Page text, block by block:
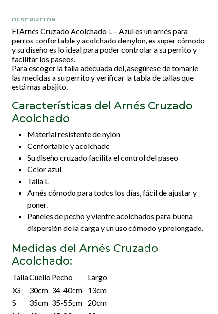
DESCRIPCIÓN
El Arnés Cruzado Acolchado L – Azul es un arnés para
perros confortable y acolchado de nylon, es super cómodo
y su diseño es lo ideal para poder controlar a su perrito y
facilitar los paseos.
Para escoger la talla adecuada del, asegúrese de tomarle
las medidas a su perrito y verificar la tabla de tallas que
está mas abajito.
Características del Arnés Cruzado
Acolchado
Material resistente de nylon
Confortable y acolchado
Su diseño cruzado facilita el control del paseo
Color azul
Talla L
Arnés cómodo para todos los días, fácil de ajustar y
poner.
Paneles de pecho y vientre acolchados para buena
dispersión de la carga y un uso cómodo y prolongado.
Medidas del Arnés Cruzado
Acolchado:
TallaCuelloPecho
Largo
XS
30cm 34-40cm
13cm
S
35cm 35-55cm
20cm